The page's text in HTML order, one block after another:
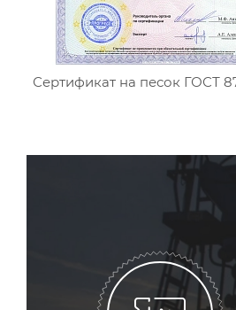
Сертификат на песок ГОСТ